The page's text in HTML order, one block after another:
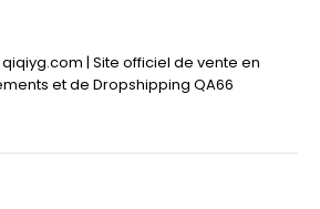
| Site officiel de vente en
et de Dropshipping QA66